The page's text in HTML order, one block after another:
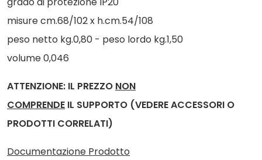
misure cm.68/102 x h.cm.54/108
peso netto kg.0,80 - peso lordo kg.1,50
volume 0,046
ATTENZIONE: IL PREZZO NON
COMPRENDE IL SUPPORTO (VEDERE ACCESSORI O
PRODOTTI CORRELATI)
Documentazione Prodotto